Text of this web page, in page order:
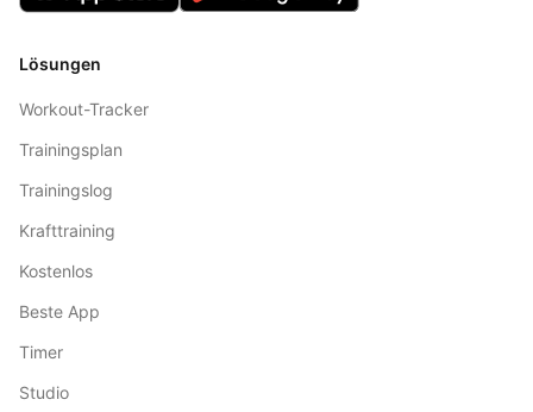
Lösungen
Workout-Tracker
Trainingsplan
Trainingslog
Krafttraining
Kostenlos
Beste App
Timer
Studio